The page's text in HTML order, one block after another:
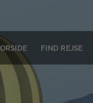
FIND REJSE